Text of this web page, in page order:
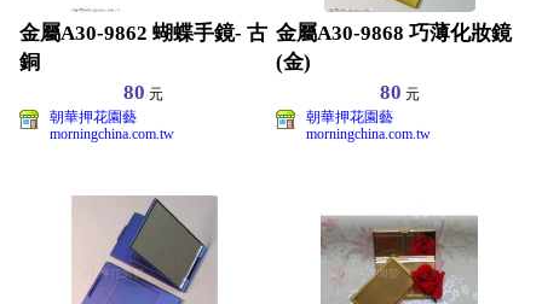
金屬A30-9862 蝴蝶手鏡- 古
銅
80 元
朝華押花園藝
morningchina.com.tw
金屬A30-9868 巧薄化妝鏡
(金)
80 元
朝華押花園藝
morningchina.com.tw